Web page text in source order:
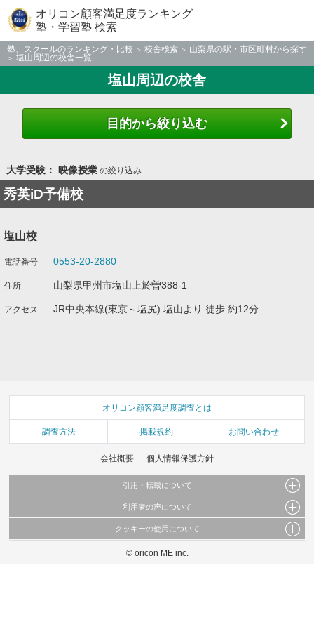
オリコン顧客満足度ランキング
塾・学習塾 検索
塾、スクールのランキング・比較 校舎検索
山梨県の駅・市区町村から探す
塩山周辺の校舎一覧
塩山周辺の校舎
目的から絞り込む
大学受験： 映像授業の絞り込み
秀英iD予備校
塩山校
0553-20-2880
山梨県甲州市塩山上於曽388-1
JR中央本線(東京～塩尻) 塩山より 徒歩 約12分
オリコン顧客満足度調査とは
調査方法 掲載規約 お問い合わせ
会社概要 個人情報保護方針
引用・転載について
当サイトで公開されている情報（文字、写真、イラスト、画像データ等）及びこれらの配
これらの情報を権利者の許可なく無断転載・複製などの二次利用を行うことは固く禁じて
利用者の声について
当サイトに掲載している内容はすべてサービスの利用者が提出された見解・感想です。
弊社の見解・ 意見ではないことをご理解いただいた上でご覧ください。
クッキーの使用について
このサイトでは Cookie を使用して、ユーザーに合わせたコンテンツや広告の表示、ソー
© oricon ME inc.